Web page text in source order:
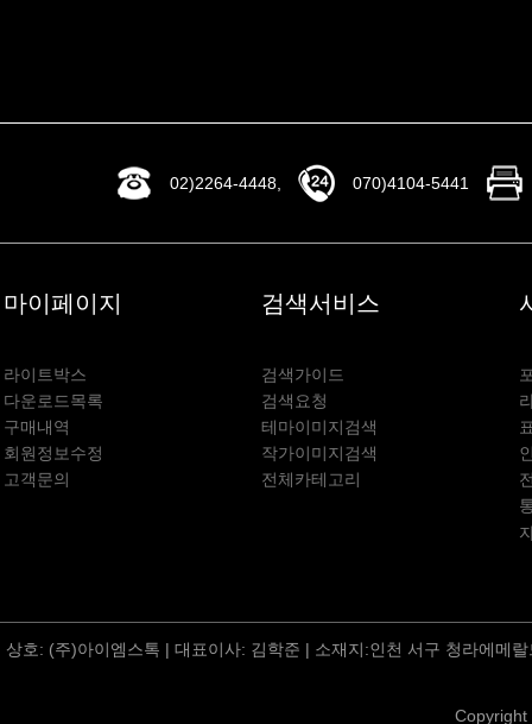
02)2264-4448, 070)4104-5441
마이페이지 검색서비스
라이트박스 검색가이드
다운로드목록
검색요청
구매내역
테마이미지검색
회원정보수정
작가이미지검색
고객문의
전체카테고리
상호: (주)아이엠스톡 | 대표이사: 김학준 | 소재지:인천 서구 청라에메
Copyright